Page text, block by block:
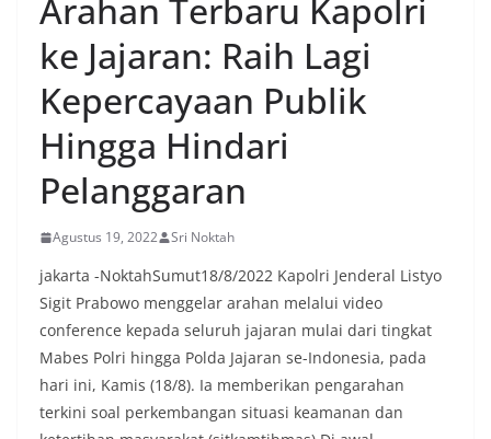
Arahan Terbaru Kapolri
ke Jajaran: Raih Lagi
Kepercayaan Publik
Hingga Hindari
Pelanggaran
Agustus 19, 2022 Sri Noktah
jakarta -NoktahSumut18/8/2022 Kapolri Jenderal Listyo
Sigit Prabowo menggelar arahan melalui video
conference kepada seluruh jajaran mulai dari tingkat
Mabes Polri hingga Polda Jajaran se-Indonesia, pada
hari ini, Kamis (18/8). Ia memberikan pengarahan
terkini soal perkembangan situasi keamanan dan